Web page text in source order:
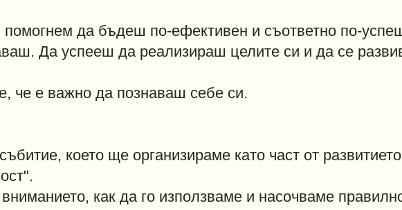
да бъдеш по-ефективен и съответно по-
Да успееш да реализираш целите си и да се
че е важно да познаваш себе си.
което ще организираме като част от
как да го използваме и насочваме